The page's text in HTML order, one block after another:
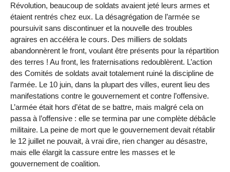
Révolution, beaucoup de soldats avaient jeté leurs armes et
étaient rentrés chez eux. La désagrégation de l’armée se
poursuivit sans discontinuer et la nouvelle des troubles
agraires en accéléra le cours. Des milliers de soldats
abandonnèrent le front, voulant être présents pour la répartition
des terres ! Au front, les fraternisations redoublèrent. L’action
des Comités de soldats avait totalement ruiné la discipline de
l’armée. Le 10 juin, dans la plupart des villes, eurent lieu des
manifestations contre le gouvernement et contre l’offensive.
L’armée était hors d’état de se battre, mais malgré cela on
passa à l’offensive : elle se termina par une complète débâcle
militaire. La peine de mort que le gouvernement devait rétablir
le 12 juillet ne pouvait, à vrai dire, rien changer au désastre,
mais elle élargit la cassure entre les masses et le
gouvernement de coalition.